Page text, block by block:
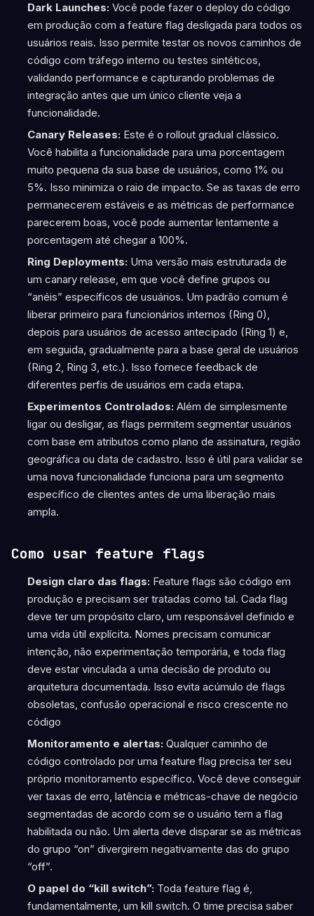
Dark Launches:Você pode fazer o deploy do código
em produção com a feature flag desligada para todos os
usuários reais. Isso permite testar os novos caminhos de
código com tráfego interno ou testes sintéticos,
validando performance e capturando problemas de
integração antes que um único cliente veja a
funcionalidade.
Canary Releases:Este é o rollout gradual clássico.
Você habilita a funcionalidade para uma porcentagem
muito pequena da sua base de usuários, como 1% ou
5%. Isso minimiza o raio de impacto. Se as taxas de erro
permanecerem estáveis e as métricas de performance
parecerem boas, você pode aumentar lentamente a
porcentagem até chegar a 100%.
Ring Deployments:Uma versão mais estruturada de
um canary release, em que você define grupos ou
“anéis” específicos de usuários. Um padrão comum é
liberar primeiro para funcionários internos (Ring 0),
depois para usuários de acesso antecipado (Ring 1) e,
em seguida, gradualmente para a base geral de usuários
(Ring 2, Ring 3, etc.). Isso fornece feedback de
diferentes perfis de usuários em cada etapa.
Experimentos Controlados:Além de simplesmente
ligar ou desligar, as flags permitem segmentar usuários
com base em atributos como plano de assinatura, região
geográfica ou data de cadastro. Isso é útil para validar se
uma nova funcionalidade funciona para um segmento
específico de clientes antes de uma liberação mais
ampla.
Como usar feature flags
Design claro das flags:Feature flags são código em
produção e precisam ser tratadas como tal. Cada flag
deve ter um propósito claro, um responsável definido e
uma vida útil explícita. Nomes precisam comunicar
intenção, não experimentação temporária, e toda flag
deve estar vinculada a uma decisão de produto ou
arquitetura documentada. Isso evita acúmulo de flags
obsoletas, confusão operacional e risco crescente no
código
Monitoramento e alertas:Qualquer caminho de
código controlado por uma feature flag precisa ter seu
próprio monitoramento específico. Você deve conseguir
ver taxas de erro, latência e métricas-chave de negócio
segmentadas de acordo com se o usuário tem a flag
habilitada ou não. Um alerta deve disparar se as métricas
do grupo “on” divergirem negativamente das do grupo
“off”.
O papel do “kill switch”:Toda feature flag é,
fundamentalmente, um kill switch. O time precisa saber